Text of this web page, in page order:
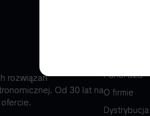
rozwiązań
Od 30 lat na
Panel B2B
O firmie
Dystrybucja